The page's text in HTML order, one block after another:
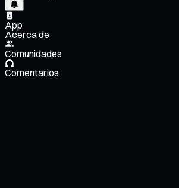
App
Acerca de
Comunidades
Comentarios